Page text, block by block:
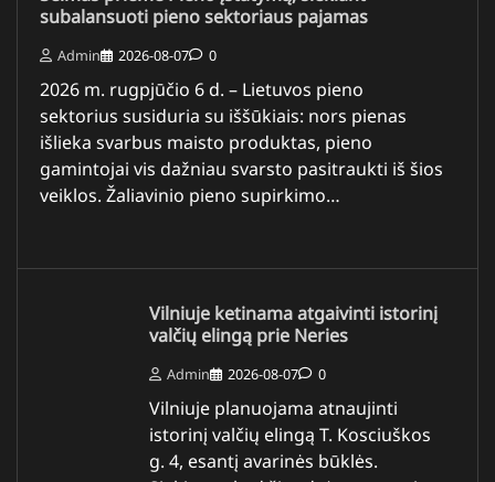
subalansuoti pieno sektoriaus pajamas
Admin 2026-08-07 0
2026 m. rugpjūčio 6 d. – Lietuvos pieno
sektorius susiduria su iššūkiais: nors pienas
išlieka svarbus maisto produktas, pieno
gamintojai vis dažniau svarsto pasitraukti iš šios
veiklos. Žaliavinio pieno supirkimo…
Vilniuje ketinama atgaivinti istorinį
valčių elingą prie Neries
Admin 2026-08-07 0
Vilniuje planuojama atnaujinti
istorinį valčių elingą T. Kosciuškos
g. 4, esantį avarinės būklės.